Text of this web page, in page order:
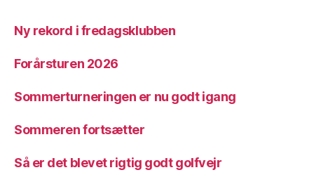
Ny rekord i fredagsklubben
Forårsturen 2026
Sommerturneringen er nu godt igang
Sommeren fortsætter
Så er det blevet rigtig godt golfvejr